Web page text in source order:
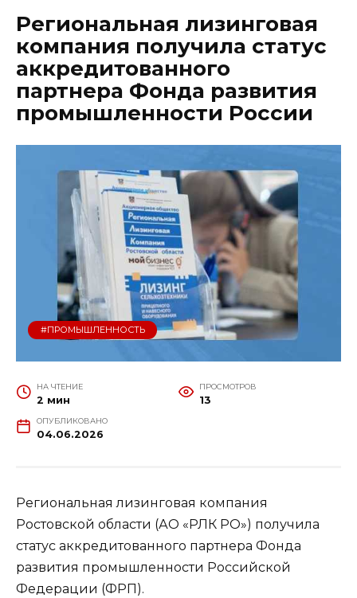
Региональная лизинговая
компания получила статус
аккредитованного
партнера Фонда развития
промышленности России
#ПРОМЫШЛЕННОСТЬ
НА ЧТЕНИЕ
2 мин
ПРОСМОТРОВ
13
ОПУБЛИКОВАНО
04.06.2026
Региональная лизинговая компания
Ростовской области (АО «РЛК РО») получила
статус аккредитованного партнера Фонда
развития промышленности Российской
Федерации (ФРП).